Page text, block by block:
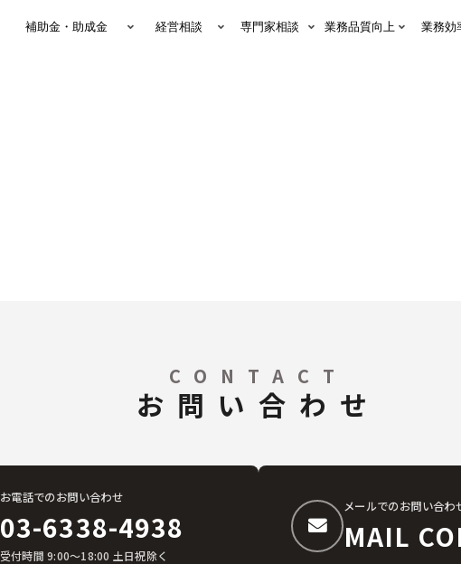
補助金・助成金 経営相談 専門家相談 業務品質向上 業務効
CONTACT
お問い合わせ
お電話でのお問い合わせ
03-6338-4938
受付時間 9:00〜18:00 土日祝除く
メールでのお問い合わ
MAIL